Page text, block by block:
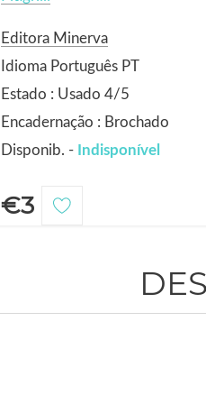
Editora Minerva
Idioma Português PT
Estado : Usado 4/5
Encadernação : Brochado
Disponib. - Indisponível
€3